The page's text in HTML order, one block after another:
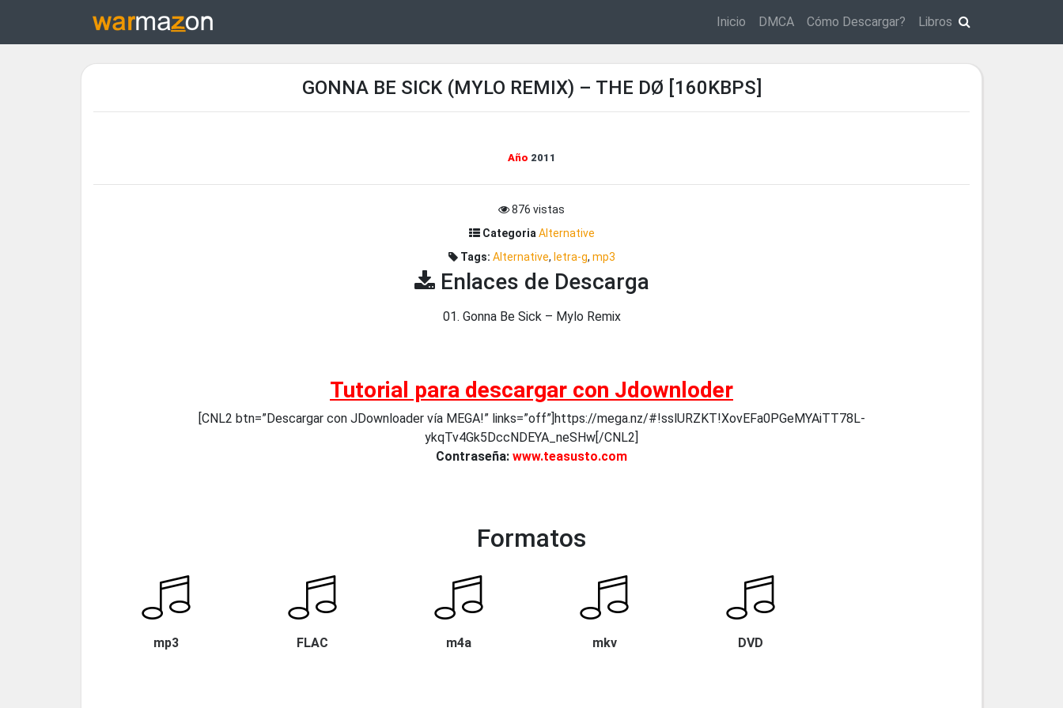
Inicio DMCA Cómo Descargar? Libros
GONNA BE SICK (MYLO REMIX) – THE DØ [160KBPS]
Año 2011
876 vistas
Categoria Alternative
Tags: Alternative, letra-g, mp3
Enlaces de Descarga
01. Gonna Be Sick – Mylo Remix
Tutorial para descargar con Jdownloder
[CNL2 btn=”Descargar con JDownloader vía MEGA!” links=”off”]https://mega.nz/#!sslURZKT!XovEFa0PGeMYAiTT78L-
ykqTv4Gk5DccNDEYA_neSHw[/CNL2]
Contraseña: www.teasusto.com
Formatos
mp3 FLAC m4a mkv DVD